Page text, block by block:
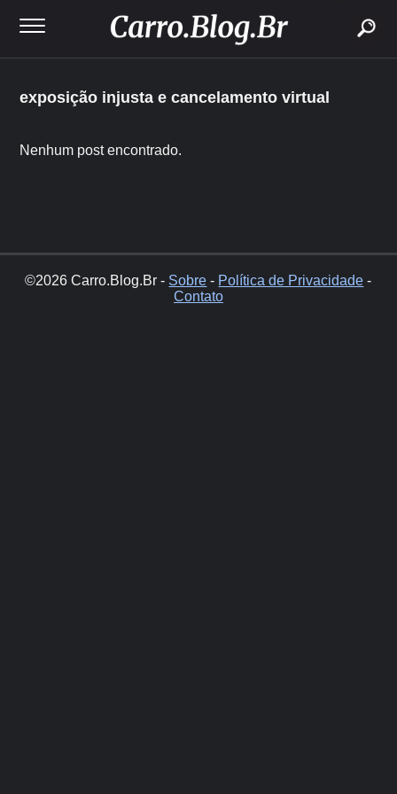
exposição injusta e cancelamento virtual
Nenhum post encontrado.
©2026 Carro.Blog.Br - Sobre - Política de Privacidade -
Contato